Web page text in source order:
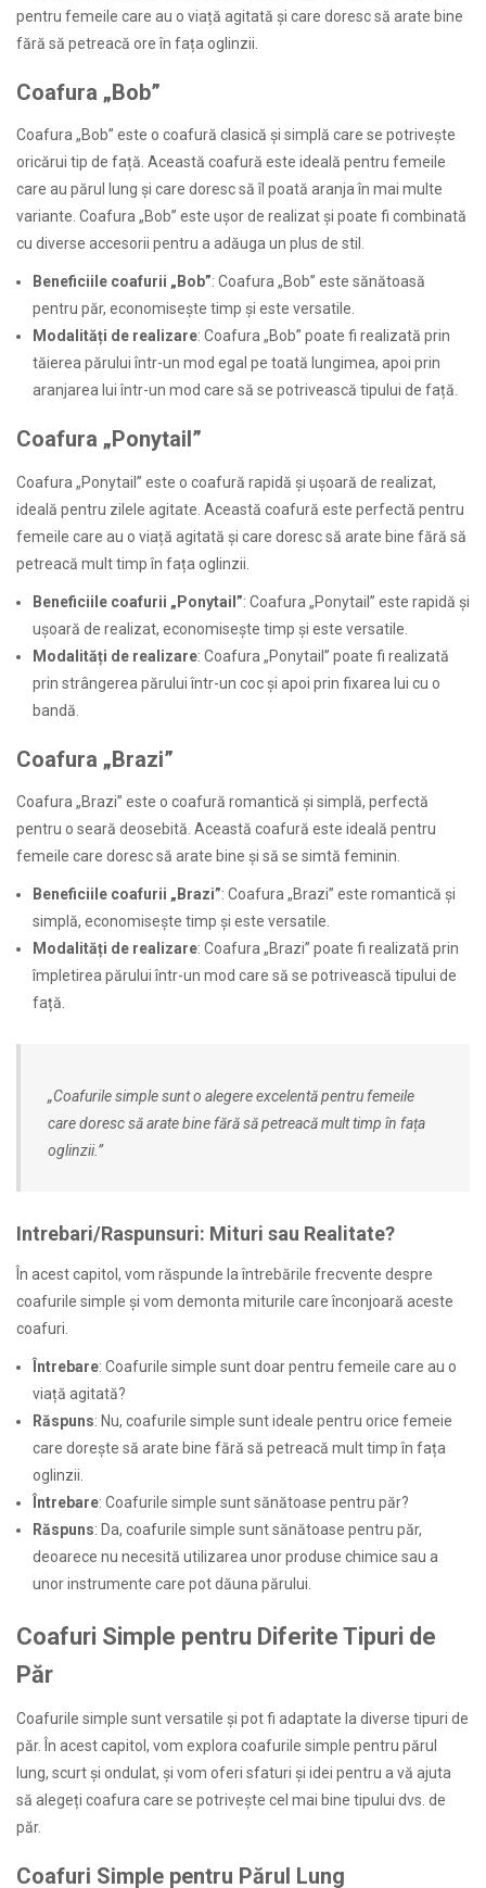
pentru femeile care au o viață agitată și care doresc să arate bine
fără să petreacă ore în fața oglinzii.
Coafura „Bob”
Coafura „Bob” este o coafură clasică și simplă care se potrivește
oricărui tip de față. Această coafură este ideală pentru femeile
care au părul lung și care doresc să îl poată aranja în mai multe
variante. Coafura „Bob” este ușor de realizat și poate fi combinată
cu diverse accesorii pentru a adăuga un plus de stil.
Beneficiile coafurii „Bob”: Coafura „Bob” este sănătoasă
pentru păr, economisește timp și este versatile.
Modalități de realizare: Coafura „Bob” poate fi realizată prin
tăierea părului într-un mod egal pe toată lungimea, apoi prin
aranjarea lui într-un mod care să se potrivească tipului de față.
Coafura „Ponytail”
Coafura „Ponytail” este o coafură rapidă și ușoară de realizat,
ideală pentru zilele agitate. Această coafură este perfectă pentru
femeile care au o viață agitată și care doresc să arate bine fără să
petreacă mult timp în fața oglinzii.
Beneficiile coafurii „Ponytail”: Coafura „Ponytail” este rapidă și
ușoară de realizat, economisește timp și este versatile.
Modalități de realizare: Coafura „Ponytail” poate fi realizată
prin strângerea părului într-un coc și apoi prin fixarea lui cu o
bandă.
Coafura „Brazi”
Coafura „Brazi” este o coafură romantică și simplă, perfectă
pentru o seară deosebită. Această coafură este ideală pentru
femeile care doresc să arate bine și să se simtă feminin.
Beneficiile coafurii „Brazi”: Coafura „Brazi” este romantică și
simplă, economisește timp și este versatile.
Modalități de realizare: Coafura „Brazi” poate fi realizată prin
împletirea părului într-un mod care să se potrivească tipului de
față.
„Coafurile simple sunt o alegere excelentă pentru femeile
care doresc să arate bine fără să petreacă mult timp în fața
oglinzii.”
Intrebari/Raspunsuri: Mituri sau Realitate?
În acest capitol, vom răspunde la întrebările frecvente despre
coafurile simple și vom demonta miturile care înconjoară aceste
coafuri.
Întrebare: Coafurile simple sunt doar pentru femeile care au o
viață agitată?
Răspuns: Nu, coafurile simple sunt ideale pentru orice femeie
care dorește să arate bine fără să petreacă mult timp în fața
oglinzii.
Întrebare: Coafurile simple sunt sănătoase pentru păr?
Răspuns: Da, coafurile simple sunt sănătoase pentru păr,
deoarece nu necesită utilizarea unor produse chimice sau a
unor instrumente care pot dăuna părului.
Coafuri Simple pentru Diferite Tipuri de
Păr
Coafurile simple sunt versatile și pot fi adaptate la diverse tipuri de
păr. În acest capitol, vom explora coafurile simple pentru părul
lung, scurt și ondulat, și vom oferi sfaturi și idei pentru a vă ajuta
să alegeți coafura care se potrivește cel mai bine tipului dvs. de
păr.
Coafuri Simple pentru Părul Lung